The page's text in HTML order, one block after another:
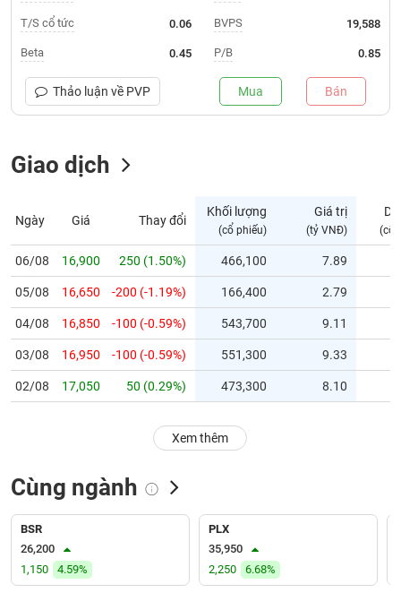
Trạng
thái
phiếu
thị
trường
yết
Niêm
mới
Niêm
yết
bổ
Hủy
dõi
biệt
Không
được
T/S cổ tức 0.06
Beta 0.45
BVPS 19,588
P/B 0.85
Thảo luận về PVP Mua Bán
Giao dịch
Ngày Giá Thay đổi
Khối lượng
(cổ phiếu)
Giá trị
(tỷ VNĐ) (cổ
06/08 16,900 250 (1.50%) 466,100 7.89
05/08 16,650 -200 (-1.19%) 166,400 2.79
04/08 16,850 -100 (-0.59%) 543,700 9.11
03/08 16,950 -100 (-0.59%) 551,300 9.33
02/08 17,050 50 (0.29%) 473,300 8.10
Xem thêm
Cùng ngành
BSR
26,200
1,150
4.59%
PLX
35,950
2,250
6.68%
NGÀNH
NGHIỆP
CỔ
SINH
TRÁI
PHIẾU
CÔNG
ĐẦU
TƯ